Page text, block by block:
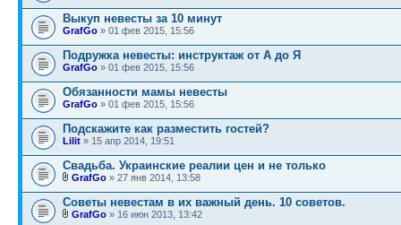
Выкуп невесты за 10 минут
GrafGo » 01 фев 2015, 15:56
Подружка невесты: инструктаж от А до Я
GrafGo » 01 фев 2015, 15:56
Обязанности мамы невесты
GrafGo » 01 фев 2015, 15:56
Подскажите как разместить гостей?
Lilit » 15 апр 2014, 19:51
Свадьба. Украинские реалии цен и не только
GrafGo » 27 янв 2014, 13:58
Советы невестам в их важный день. 10 советов.
GrafGo » 16 июн 2013, 13:42